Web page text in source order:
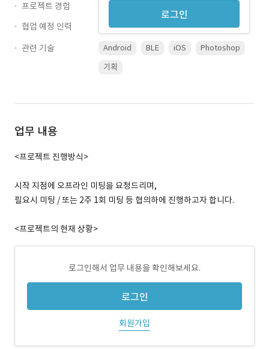
로그인
프로젝트 경험
협업 예정 인력
관련 기술
Android BLE iOS
Photoshop
기획
업무 내용
<프로젝트 진행방식>
시작 지점에 오프라인 미팅을 요청드리며,
필요시 미팅 / 또는 2주 1회 미팅 등 협의하에 진행하고자 합니다.
<프로젝트의 현재 상황>
로그인해서 업무 내용을 확인해보세요.
로그인
회원가입